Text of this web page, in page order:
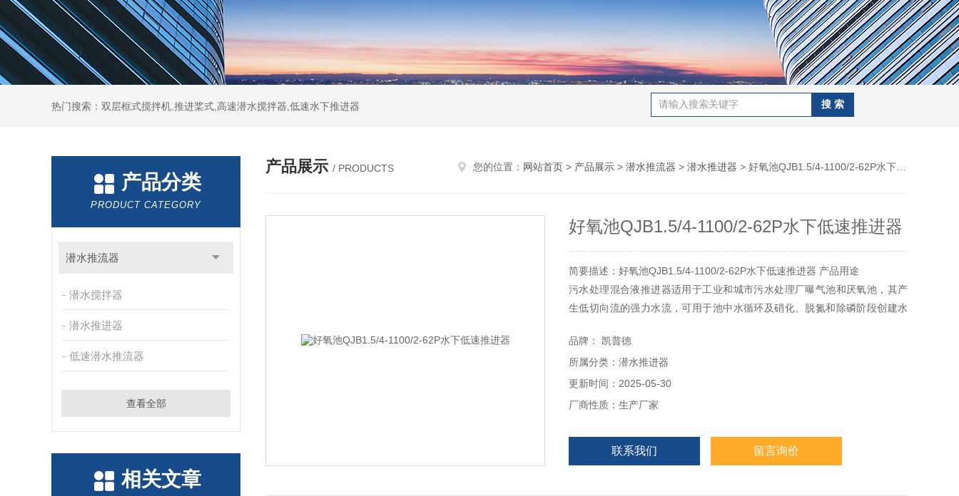
热门搜索：双层框式搅拌机,推进桨式,高速潜水搅拌器,低速水下推进器
产品分类
PRODUCT CATEGORY
潜水推流器
潜水搅拌器
潜水推进器
低速潜水推流器
查看全部
相关文章
产品展示 / PRODUCTS 您的位置： 网站首页 > 产品展示 > 潜水推流器 > 潜水推进器 > 好氧池QJB1.5/4-1100/2-62P水下低速推进器
好氧池QJB1.5/4-1100/2-62P水下低速推进器
简要描述：好氧池QJB1.5/4-1100/2-62P水下低速推进器 产品用途
污水处理混合液推进器适用于工业和城市污水处理厂曝气池和厌氧池，其产
生低切向流的强力水流，可用于池中水循环及硝化、脱氮和除磷阶段创建水
品牌： 凯普德
所属分类：潜水推进器
更新时间：2025-05-30
厂商性质：生产厂家
联系我们 留言询价